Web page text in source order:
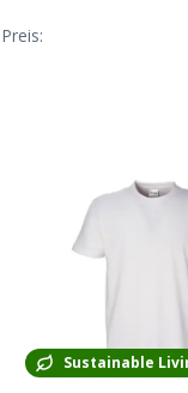
Preis:
Sustainable